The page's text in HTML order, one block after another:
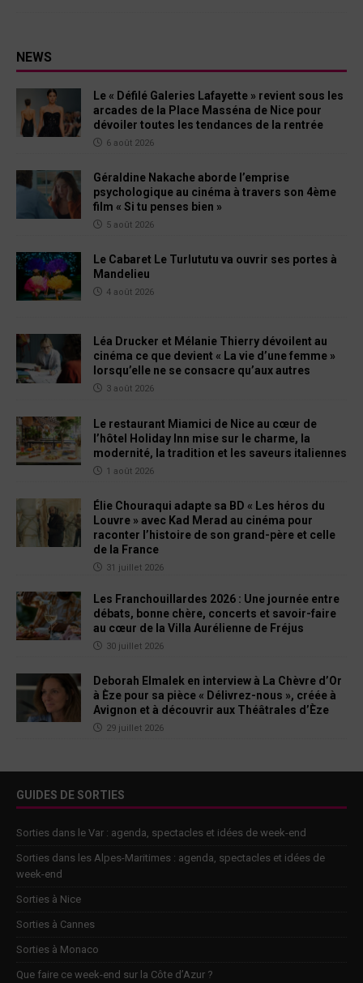
NEWS
Le « Défilé Galeries Lafayette » revient sous les
arcades de la Place Masséna de Nice pour
dévoiler toutes les tendances de la rentrée
6 août 2026
Géraldine Nakache aborde l’emprise
psychologique au cinéma à travers son 4ème
film « Si tu penses bien »
5 août 2026
Le Cabaret Le Turlututu va ouvrir ses portes à
Mandelieu
4 août 2026
Léa Drucker et Mélanie Thierry dévoilent au
cinéma ce que devient « La vie d’une femme »
lorsqu’elle ne se consacre qu’aux autres
3 août 2026
Le restaurant Miamici de Nice au cœur de
l’hôtel Holiday Inn mise sur le charme, la
modernité, la tradition et les saveurs italiennes
1 août 2026
Élie Chouraqui adapte sa BD « Les héros du
Louvre » avec Kad Merad au cinéma pour
raconter l’histoire de son grand-père et celle
de la France
31 juillet 2026
Les Franchouillardes 2026 : Une journée entre
débats, bonne chère, concerts et savoir-faire
au cœur de la Villa Aurélienne de Fréjus
30 juillet 2026
Deborah Elmalek en interview à La Chèvre d’Or
à Èze pour sa pièce « Délivrez-nous », créée à
Avignon et à découvrir aux Théâtrales d’Èze
29 juillet 2026
GUIDES DE SORTIES
Sorties dans le Var : agenda, spectacles et idées de week-end
Sorties dans les Alpes-Maritimes : agenda, spectacles et idées de
week-end
Sorties à Nice
Sorties à Cannes
Sorties à Monaco
Que faire ce week-end sur la Côte d’Azur ?